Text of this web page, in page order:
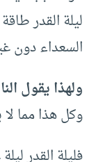
ليلة القدر
السعداء دون
ولهذا يقول
وكل هذا مما
فليلة القدر